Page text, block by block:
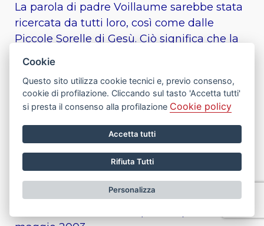
La parola di padre Voillaume sarebbe stata
ricercata da tutti loro, così come dalle
Piccole Sorelle di Gesù. Ciò significa che la
trasmissione del messaggio di padre de
superò gradualmente le frontiere della sua
congregazione. Inoltre, nel 1956, mentre
Fratelli di Gesù, fondò i Piccoli Fratelli del
Vangelo. Nel 1965, padre Voillaume si dimise
da priore dei Piccoli Fratelli di Gesù - carica
che ricopriva fin dalla fondazione nel 1933.
Cookie
Questo sito utilizza cookie tecnici e, previo consenso,
cookie di profilazione. Cliccando sul tasto 'Accetta tutti'
si presta il consenso alla profilazione Cookie policy
Accetta tutti
Rifiuta Tutti
Personalizza